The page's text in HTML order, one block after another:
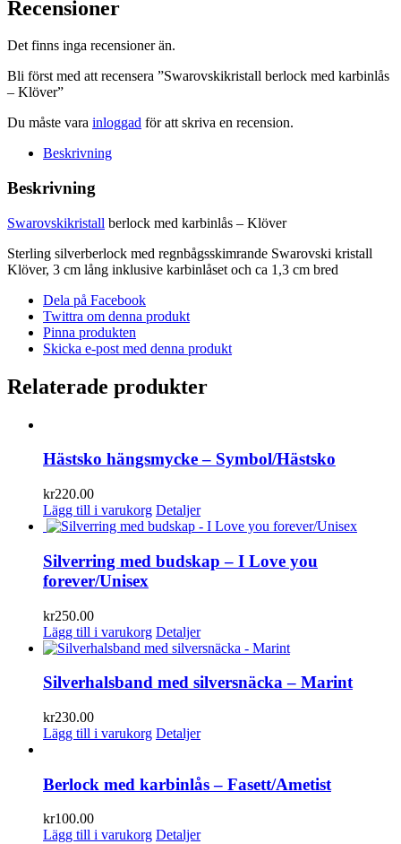
mängd
Recensioner
Det finns inga recensioner än.
Bli först med att recensera ”Swarovskikristall berlock med karbinlås
– Klöver”
Du måste vara inloggad för att skriva en recension.
Beskrivning
Beskrivning
Swarovskikristall berlock med karbinlås – Klöver
Sterling silverberlock med regnbågsskimrande Swarovski kristall
Klöver, 3 cm lång inklusive karbinlåset och ca 1,3 cm bred
Dela på Facebook
Twittra om denna produkt
Pinna produkten
Skicka e-post med denna produkt
Relaterade produkter
Hästsko hängsmycke – Symbol/Hästsko
kr220.00
Lägg till i varukorg Detaljer
Silverring med budskap – I Love you
forever/Unisex
kr250.00
Lägg till i varukorg Detaljer
Silverhalsband med silversnäcka – Marint
kr230.00
Lägg till i varukorg Detaljer
Berlock med karbinlås – Fasett/Ametist
kr100.00
Lägg till i varukorg Detaljer